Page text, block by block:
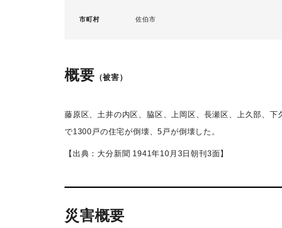
市町村 佐伯市
概要 （被害）
藤原区、土井の内区、脇区、上岡区、長瀬区、上久部、
で1300戸の住宅が倒壊、5戸が倒壊した。
【出典：大分新聞 1941年10月3日朝刊3面】
災害概要